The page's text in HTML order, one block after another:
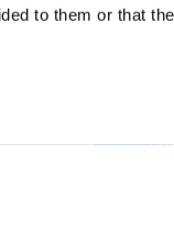
to them or that
An